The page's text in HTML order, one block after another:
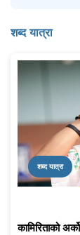
शब्द यात्रा
शब्द यात्रा
कामिरिताको